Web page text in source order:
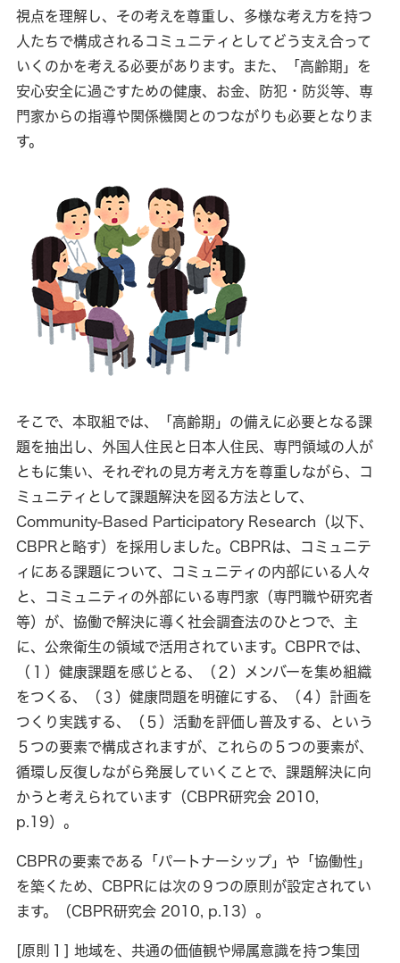
視点を理解し、その考えを尊重し、多様な考え方を持つ
人たちで構成されるコミュニティとしてどう支え合って
いくのかを考える必要があります。また、「高齢期」を
安心安全に過ごすための健康、お金、防犯・防災等、専
門家からの指導や関係機関とのつながりも必要となりま
す。
そこで、本取組では、「高齢期」の備えに必要となる課
題を抽出し、外国人住民と日本人住民、専門領域の人が
ともに集い、それぞれの見方考え方を尊重しながら、コ
ミュニティとして課題解決を図る方法として、
Community-Based Participatory Research（以下、
CBPRと略す）を採用しました。CBPRは、コミュニテ
ィにある課題について、コミュニティの内部にいる人々
と、コミュニティの外部にいる専門家（専門職や研究者
等）が、協働で解決に導く社会調査法のひとつで、主
に、公衆衛生の領域で活用されています。CBPRでは、
（１）健康課題を感じとる、（２）メンバーを集め組織
をつくる、（３）健康問題を明確にする、（４）計画を
つくり実践する、（５）活動を評価し普及する、という
５つの要素で構成されますが、これらの５つの要素が、
循環し反復しながら発展していくことで、課題解決に向
かうと考えられています（CBPR研究会 2010,
p.19）。
CBPRの要素である「パートナーシップ」や「協働性」
を築くため、CBPRには次の９つの原則が設定されてい
ます。（CBPR研究会 2010, p.13）。
[原則１] 地域を、共通の価値観や帰属意識を持つ集団